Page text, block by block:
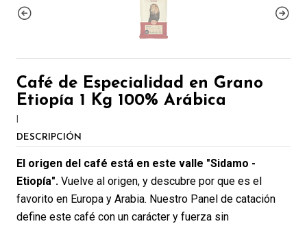
Café de Especialidad en Grano
Etiopía 1 Kg 100% Arábica
|
DESCRIPCIÓN
El origen del café está en este valle "Sidamo -
Etiopía". Vuelve al origen, y descubre por que es el
favorito en Europa y Arabia. Nuestro Panel de catación
define este café con un carácter y fuerza sin